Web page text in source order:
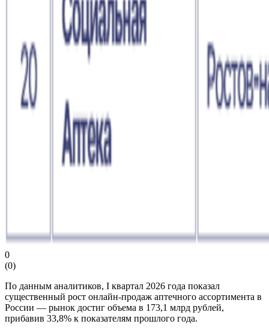
0
(0)
По данным аналитиков, I квартал 2026 года показал
существенный рост онлайн-продаж аптечного ассортимента в
России — рынок достиг объема в 173,1 млрд рублей,
прибавив 33,8% к показателям прошлого года.